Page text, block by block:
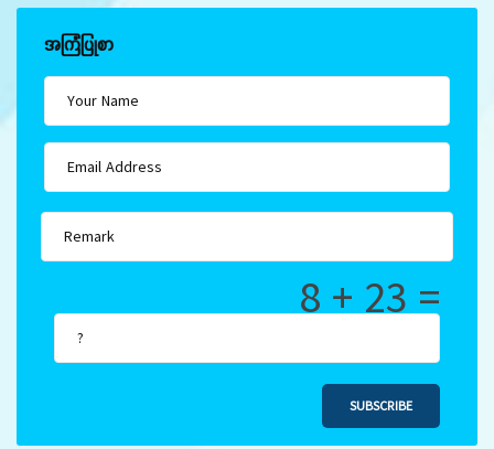
အကြံပြုစာ
8 + 23 =
SUBSCRIBE